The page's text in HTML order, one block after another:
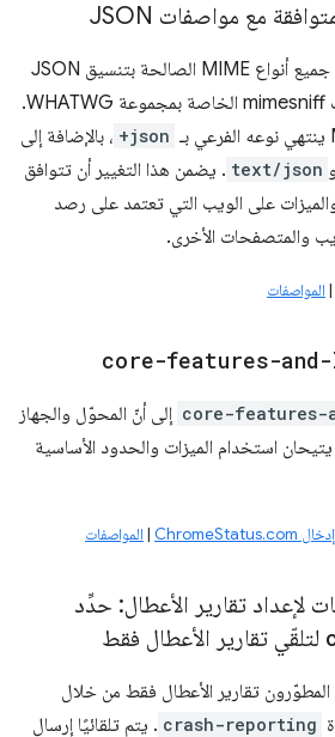
يتعرّف Chrome الآن على جميع أنواع MIME الصالحة بتنسيق JSON
كما هو محدّد في مواصفات mimesniff الخاصة بمجموعة WHATWG.
+json ، بالإضافة إلى
و text/json . يضمن هذا التغيير أن تتوافق
على الويب التي تعتمد على رصد
|المواصفات
core-features-
core-features- إلى أنّ المحوّل والجهاز
المتوافقَين مع WebGPU يتيحان استخدام الميزات والحدود الأساسية
إدخال ChromeStatus.com |المواصفات
لإعداد تقارير الأعطال: حدِّد
لتلقّي تقارير الأعطال فقط
تقارير الأعطال فقط من خلال
crash-reporting . يتم تلقائيًا إرسال